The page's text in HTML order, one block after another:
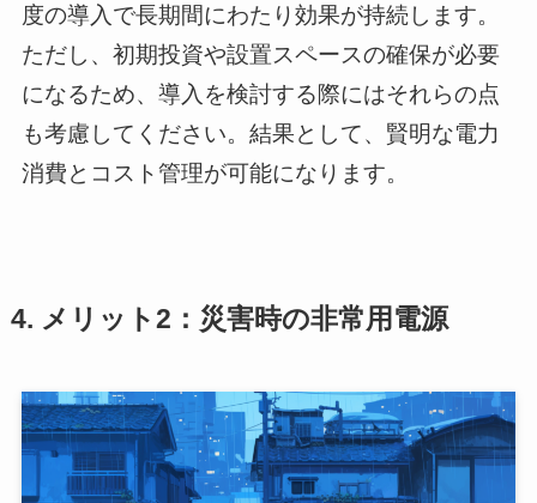
度の導入で長期間にわたり効果が持続します。
ただし、初期投資や設置スペースの確保が必要
になるため、導入を検討する際にはそれらの点
も考慮してください。結果として、賢明な電力
消費とコスト管理が可能になります。
4. メリット2：災害時の非常用電源